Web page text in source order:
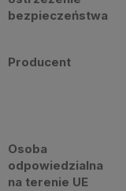
bezpieczeństwa
Producent
Osoba
odpowiedzialna
na terenie UE